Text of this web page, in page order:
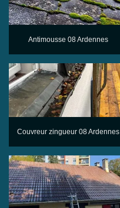
Antimousse 08 Ardennes
Couvreur zingueur 08 Ardennes